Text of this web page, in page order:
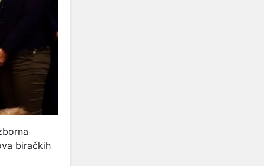
biračkih